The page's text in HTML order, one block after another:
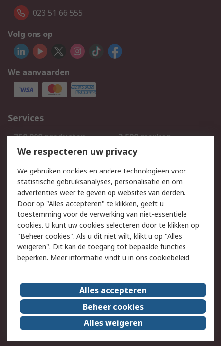
023 51 66 555
Volg ons op
We aanvaarden
Services
750.000 producten
2.500 merken
Bestellen
Inkoopoplossingen
Track & Trace
Wettelijk
Cookiebeleid
Email veiligheid
Privacybeleid
Websitevoorwaarden
Algemene
verkoopvoorwaarden
Over RS
RS Group
Over ons
RS wereldwijd
Werken bij RS
ESG
We respecteren uw privacy
We gebruiken cookies en andere technologieën voor
statistische gebruiksanalyses, personalisatie en om
advertenties weer te geven op websites van derden.
Door op "Alles accepteren" te klikken, geeft u
toestemming voor de verwerking van niet-essentiële
cookies. U kunt uw cookies selecteren door te klikken op
"Beheer cookies". Als u dit niet wilt, klikt u op "Alles
weigeren". Dit kan de toegang tot bepaalde functies
beperken. Meer informatie vindt u in ons cookiebeleid
Alles accepteren
Beheer cookies
Alles weigeren